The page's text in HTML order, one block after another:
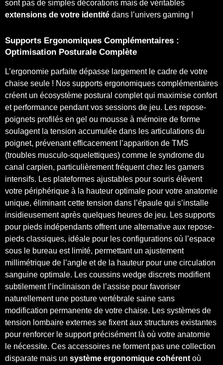
sont pas de simples décorations mais de véritables
extensions de votre identité dans l’univers gaming !
Supports Ergonomiques Complémentaires :
Optimisation Posturale Complète
L’ergonomie parfaite dépasse largement le cadre de votre
chaise seule ! Nos supports ergonomiques complémentaires
créent un écosystème postural complet qui maximise confort
et performance pendant vos sessions de jeu. Les repose-
poignets profilés en gel ou mousse à mémoire de forme
soulagent la tension accumulée dans les articulations du
poignet, prévenant efficacement l’apparition de TMS
(troubles musculo-squelettiques) comme le syndrome du
canal carpien, particulièrement fréquent chez les gamers
intensifs. Les plateformes ajustables pour souris élèvent
votre périphérique à la hauteur optimale pour votre anatomie
unique, éliminant cette tension dans l’épaule qui s’installe
insidieusement après quelques heures de jeu. Les supports
pour pieds indépendants offrent une alternative aux repose-
pieds classiques, idéale pour les configurations où l’espace
sous le bureau est limité, permettant un ajustement
millimétrique de l’angle et de la hauteur pour une circulation
sanguine optimale. Les coussins wedge discrets modifient
subtilement l’inclinaison de l’assise pour favoriser
naturellement une posture vertébrale saine sans
modification permanente de votre chaise. Les systèmes de
tension lombaire externes se fixent aux structures existantes
pour renforcer le support précisément là où votre anatomie
le nécessite. Ces accessoires ne forment pas une collection
disparate mais un système ergonomique cohérent où